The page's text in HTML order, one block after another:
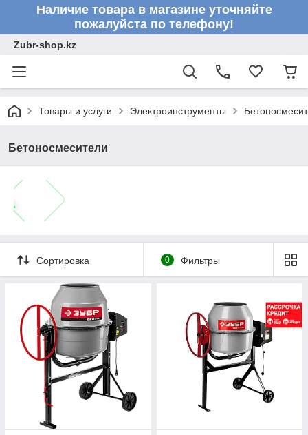
Наличие товара в магазине уточняйте
пожалуйста по телефону!
Zubr-shop.kz
Товары и услуги Электроинструменты
Бетоносмесители
Сортировка 0 Фильтры